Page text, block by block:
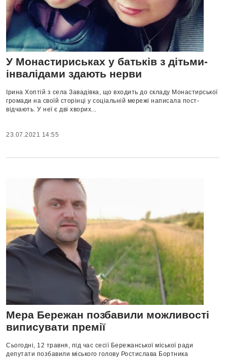
У Монастириськах у батьків з дітьми-
інвалідами здають нерви
Ірина Хоптій з села Завадівка, що входить до складу Монастирської
громади на своїй сторінці у соціальній мережі написала пост-
відчають. У неї є дві хворих...
23.07.2021 14:55
Мера Бережан позбавили можливості
виписувати премії
Сьогодні, 12 травня, під час сесії Бережанської міської ради
депутати позбавили міського голову Ростислава Бортника